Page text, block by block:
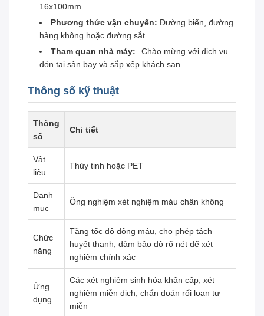
16x100mm
Phương thức vận chuyển: Đường biển, đường
hàng không hoặc đường sắt
Tham quan nhà máy:
Chào mừng với dịch vụ
đón tại sân bay và sắp xếp khách sạn
Thông số kỹ thuật
Thông
số
Chi tiết
Vật
liệu
Thủy tinh hoặc PET
Danh
mục
Ống nghiệm xét nghiệm máu chân không
Chức
năng
Tăng tốc độ đông máu, cho phép tách
huyết thanh, đảm bảo độ rõ nét để xét
nghiệm chính xác
Ứng
dụng
Các xét nghiệm sinh hóa khẩn cấp, xét
nghiệm miễn dịch, chẩn đoán rối loạn tự
miễn